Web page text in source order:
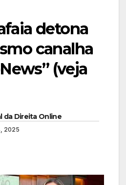
detona
canalha
(veja
da Direita Online
2025